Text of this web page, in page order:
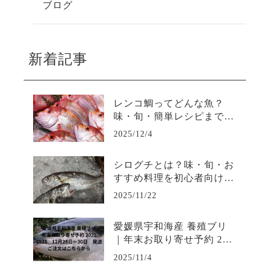
ブログ
新着記事
レンコ鯛ってどんな魚？
味・旬・簡単レシピまでや
さしく解説
2025/12/4
シログチとは？味・旬・お
すすめ料理を初心者向けに
わかりやすく解説
2025/11/22
愛媛県宇和海産 養殖ブリ
｜年末お取り寄せ予約 202
5
2025/11/4